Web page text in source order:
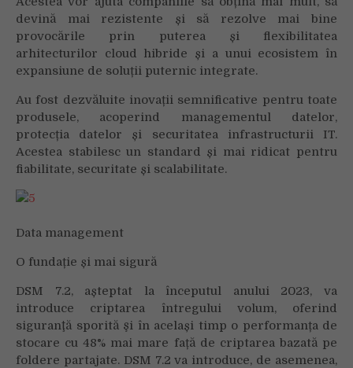
devină mai rezistente și să rezolve mai bine
provocările prin puterea și flexibilitatea
arhitecturilor cloud hibride și a unui ecosistem în
expansiune de soluții puternic integrate.
Au fost dezvăluite inovații semnificative pentru toate
produsele, acoperind managementul datelor,
protecția datelor și securitatea infrastructurii IT.
Acestea stabilesc un standard și mai ridicat pentru
fiabilitate, securitate și scalabilitate.
Data management
O fundație și mai sigură
DSM 7.2, așteptat la începutul anului 2023, va
introduce criptarea întregului volum, oferind
siguranţă sporită şi în același timp o performanța de
stocare cu 48% mai mare față de criptarea bazată pe
foldere partajate. DSM 7.2 va introduce, de asemenea,